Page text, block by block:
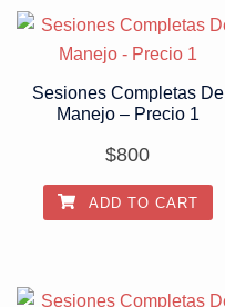
Sesiones Completas De
Manejo – Precio 1
$800
ADD TO CART